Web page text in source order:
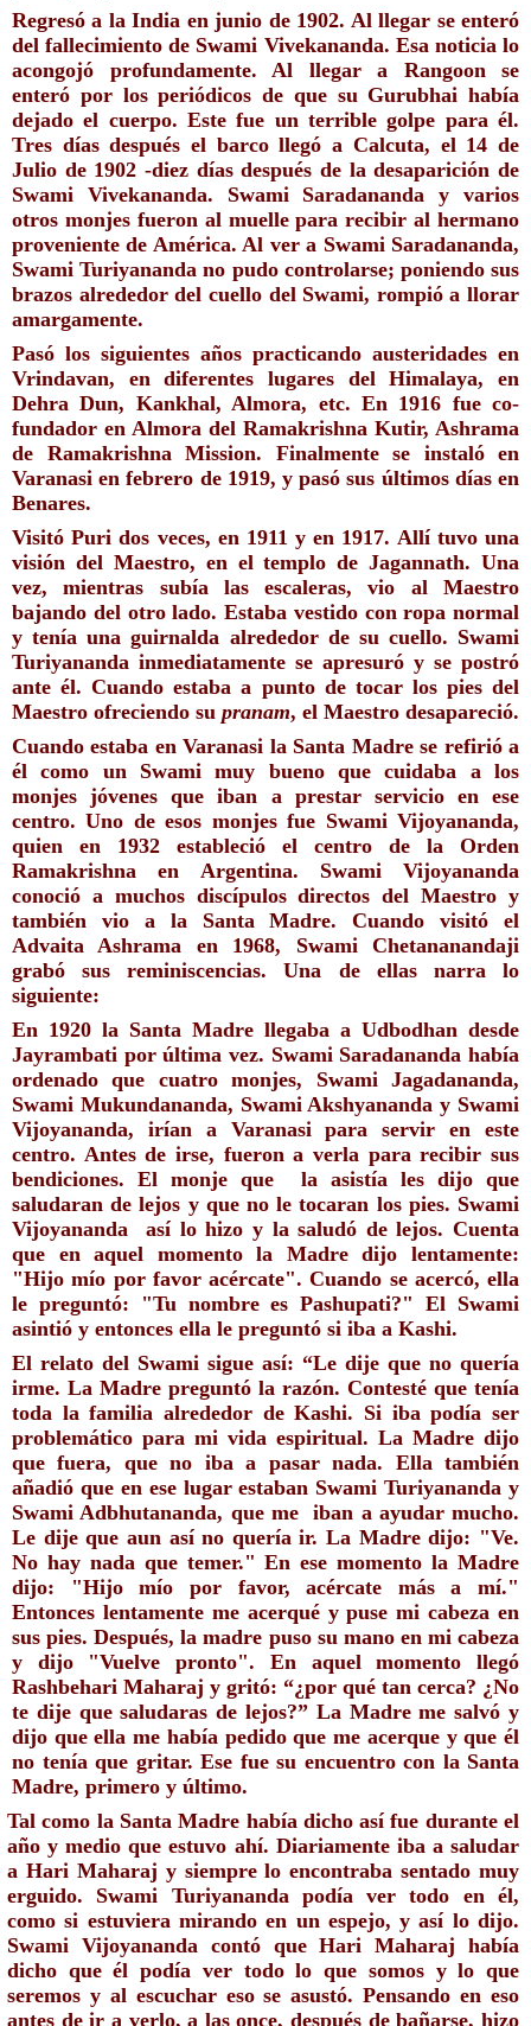
Regresó a la India en junio de 1902. Al llegar se enteró
del fallecimiento de Swami Vivekananda. Esa noticia lo
acongojó profundamente. Al llegar a Rangoon se
enteró por los periódicos de que su Gurubhai había
dejado el cuerpo. Este fue un terrible golpe para él.
Tres días después el barco llegó a Calcuta, el 14 de
Julio de 1902 -diez días después de la desaparición de
Swami Vivekananda. Swami Saradananda y varios
otros monjes fueron al muelle para recibir al hermano
proveniente de América. Al ver a Swami Saradananda,
Swami Turiyananda no pudo controlarse; poniendo sus
brazos alrededor del cuello del Swami, rompió a llorar
amargamente.
Pasó los siguientes años practicando austeridades en
Vrindavan, en diferentes lugares del Himalaya, en
Dehra Dun, Kankhal, Almora, etc. En 1916 fue co-
fundador en Almora del Ramakrishna Kutir, Ashrama
de Ramakrishna Mission. Finalmente se instaló en
Varanasi en febrero de 1919, y pasó sus últimos días en
Benares.
Visitó Puri dos veces, en 1911 y en 1917. Allí tuvo una
visión del Maestro, en el templo de Jagannath. Una
vez, mientras subía las escaleras, vio al Maestro
bajando del otro lado. Estaba vestido con ropa normal
y tenía una guirnalda alrededor de su cuello. Swami
Turiyananda inmediatamente se apresuró y se postró
ante él. Cuando estaba a punto de tocar los pies del
Maestro ofreciendo su pranam, el Maestro desapareció.
Cuando estaba en Varanasi la Santa Madre se refirió a
él como un Swami muy bueno que cuidaba a los
monjes jóvenes que iban a prestar servicio en ese
centro. Uno de esos monjes fue Swami Vijoyananda,
quien en 1932 estableció el centro de la Orden
Ramakrishna en Argentina. Swami Vijoyananda
conoció a muchos discípulos directos del Maestro y
también vio a la Santa Madre. Cuando visitó el
Advaita Ashrama en 1968, Swami Chetananandaji
grabó sus reminiscencias. Una de ellas narra lo
siguiente:
En 1920 la Santa Madre llegaba a Udbodhan desde
Jayrambati por última vez. Swami Saradananda había
ordenado que cuatro monjes, Swami Jagadananda,
Swami Mukundananda, Swami Akshyananda y Swami
Vijoyananda, irían a Varanasi para servir en este
centro. Antes de irse, fueron a verla para recibir sus
bendiciones. El monje que  la asistía les dijo que
saludaran de lejos y que no le tocaran los pies. Swami
Vijoyananda  así lo hizo y la saludó de lejos. Cuenta
que en aquel momento la Madre dijo lentamente:
"Hijo mío por favor acércate". Cuando se acercó, ella
le preguntó: "Tu nombre es Pashupati?" El Swami
asintió y entonces ella le preguntó si iba a Kashi.
El relato del Swami sigue así: “Le dije que no quería
irme. La Madre preguntó la razón. Contesté que tenía
toda la familia alrededor de Kashi. Si iba podía ser
problemático para mi vida espiritual. La Madre dijo
que fuera, que no iba a pasar nada. Ella también
añadió que en ese lugar estaban Swami Turiyananda y
Swami Adbhutananda, que me  iban a ayudar mucho.
Le dije que aun así no quería ir. La Madre dijo: "Ve.
No hay nada que temer." En ese momento la Madre
dijo: "Hijo mío por favor, acércate más a mí."
Entonces lentamente me acerqué y puse mi cabeza en
sus pies. Después, la madre puso su mano en mi cabeza
y dijo "Vuelve pronto". En aquel momento llegó
Rashbehari Maharaj y gritó: “¿por qué tan cerca? ¿No
te dije que saludaras de lejos?” La Madre me salvó y
dijo que ella me había pedido que me acerque y que él
no tenía que gritar. Ese fue su encuentro con la Santa
Madre, primero y último.
Tal como la Santa Madre había dicho así fue durante el
año y medio que estuvo ahí. Diariamente iba a saludar
a Hari Maharaj y siempre lo encontraba sentado muy
erguido. Swami Turiyananda podía ver todo en él,
como si estuviera mirando en un espejo, y así lo dijo.
Swami Vijoyananda contó que Hari Maharaj había
dicho que él podía ver todo lo que somos y lo que
seremos y al escuchar eso se asustó. Pensando en eso
antes de ir a verlo, a las once, después de bañarse, hizo